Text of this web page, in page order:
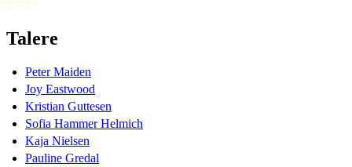
Talere
Peter Maiden
Joy Eastwood
Kristian Guttesen
Sofia Hammer Helmich
Kaja Nielsen
Pauline Gredal